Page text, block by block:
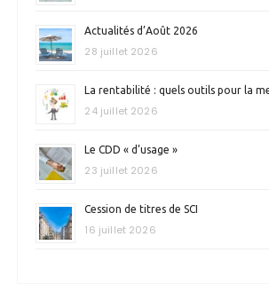
Actualités d’Août 2026
28 juillet 2026
La rentabilité : quels outils pour la
24 juillet 2026
Le CDD « d’usage »
23 juillet 2026
Cession de titres de SCI
16 juillet 2026